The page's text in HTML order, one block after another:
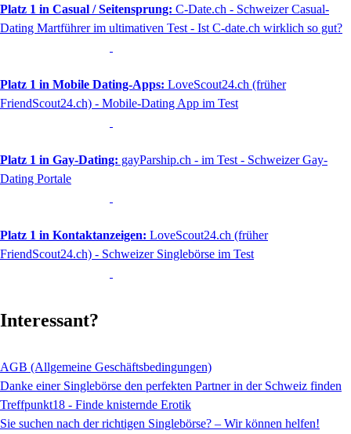
Platz 1 in Casual / Seitensprung: C-Date.ch - Schweizer Casual-
Dating Martführer im ultimativen Test - Ist C-date.ch wirklich so gut?
Platz 1 in Mobile Dating-Apps: LoveScout24.ch (früher
FriendScout24.ch) - Mobile-Dating App im Test
Platz 1 in Gay-Dating: gayParship.ch - im Test - Schweizer Gay-
Dating Portale
Platz 1 in Kontaktanzeigen: LoveScout24.ch (früher
FriendScout24.ch) - Schweizer Singlebörse im Test
Interessant?
AGB (Allgemeine Geschäftsbedingungen)
Danke einer Singlebörse den perfekten Partner in der Schweiz finden
Treffpunkt18 - Finde knisternde Erotik
Sie suchen nach der richtigen Singlebörse? – Wir können helfen!